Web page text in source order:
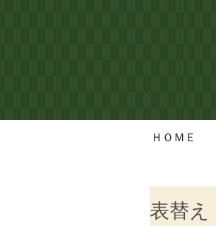
ＨＯＭＥ
表替え